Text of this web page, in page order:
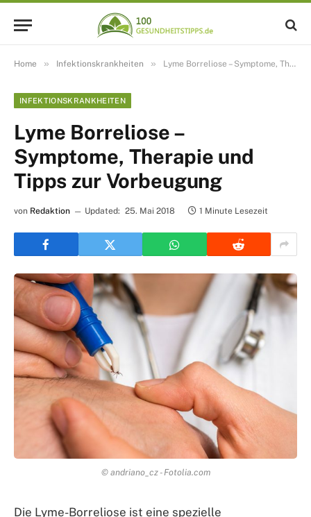
Home » Infektionskrankheiten » Lyme Borreliose – Symptome, Therapie und Tipps zur Vorbeugung
INFEKTIONSKRANKHEITEN
Lyme Borreliose –
Symptome, Therapie und
Tipps zur Vorbeugung
von Redaktion Updated: 25. Mai 2018 1 Minute Lesezeit
© andriano_cz - Fotolia.com
Die Lyme-Borreliose ist eine spezielle